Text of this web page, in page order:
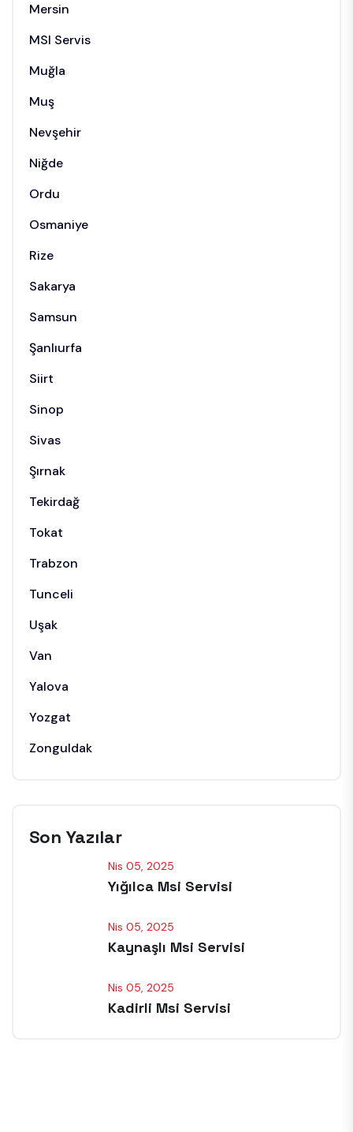
Mersin
MSI Servis
Muğla
Muş
Nevşehir
Niğde
Ordu
Osmaniye
Rize
Sakarya
Samsun
Şanlıurfa
Siirt
Sinop
Sivas
Şırnak
Tekirdağ
Tokat
Trabzon
Tunceli
Uşak
Van
Yalova
Yozgat
Zonguldak
Son Yazılar
Nis 05, 2025
Yığılca Msi Servisi
Nis 05, 2025
Kaynaşlı Msi Servisi
Nis 05, 2025
Kadirli Msi Servisi